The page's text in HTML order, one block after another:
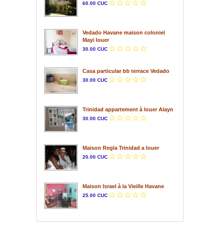
60.00 CUC
Vedado Havane maison coloniel
Mayi louer
30.00 CUC
Casa particular bb terrace Vedado
30.00 CUC
Trinidad appartement à louer Alayn
30.00 CUC
Maison Regla Trinidad a louer
20.00 CUC
Maison Israel à la Vieille Havane
25.00 CUC